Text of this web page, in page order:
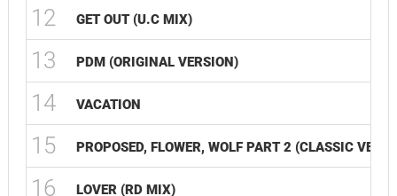
12 GET OUT (U.C MIX)
13 PDM (ORIGINAL VERSION)
14 VACATION
15 PROPOSED, FLOWER, WOLF PART 2 (CLASSIC
16 LOVER (RD MIX)